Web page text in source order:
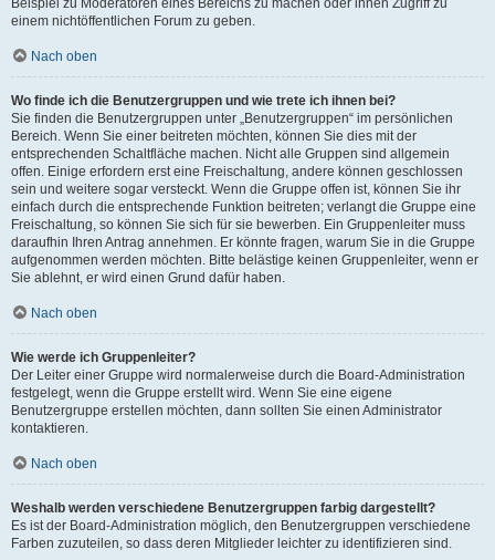
Beispiel zu Moderatoren eines Bereichs zu machen oder ihnen Zugriff zu
einem nichtöffentlichen Forum zu geben.
Nach oben
Wo finde ich die Benutzergruppen und wie trete ich ihnen bei?
Sie finden die Benutzergruppen unter „Benutzergruppen“ im persönlichen
Bereich. Wenn Sie einer beitreten möchten, können Sie dies mit der
entsprechenden Schaltfläche machen. Nicht alle Gruppen sind allgemein
offen. Einige erfordern erst eine Freischaltung, andere können geschlossen
sein und weitere sogar versteckt. Wenn die Gruppe offen ist, können Sie ihr
einfach durch die entsprechende Funktion beitreten; verlangt die Gruppe eine
Freischaltung, so können Sie sich für sie bewerben. Ein Gruppenleiter muss
daraufhin Ihren Antrag annehmen. Er könnte fragen, warum Sie in die Gruppe
aufgenommen werden möchten. Bitte belästige keinen Gruppenleiter, wenn er
Sie ablehnt, er wird einen Grund dafür haben.
Nach oben
Wie werde ich Gruppenleiter?
Der Leiter einer Gruppe wird normalerweise durch die Board-Administration
festgelegt, wenn die Gruppe erstellt wird. Wenn Sie eine eigene
Benutzergruppe erstellen möchten, dann sollten Sie einen Administrator
kontaktieren.
Nach oben
Weshalb werden verschiedene Benutzergruppen farbig dargestellt?
Es ist der Board-Administration möglich, den Benutzergruppen verschiedene
Farben zuzuteilen, so dass deren Mitglieder leichter zu identifizieren sind.